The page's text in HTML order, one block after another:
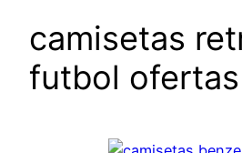
camisetas
futbol ofertas